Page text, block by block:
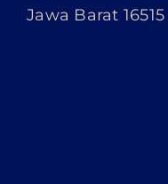
Jawa Barat 16515